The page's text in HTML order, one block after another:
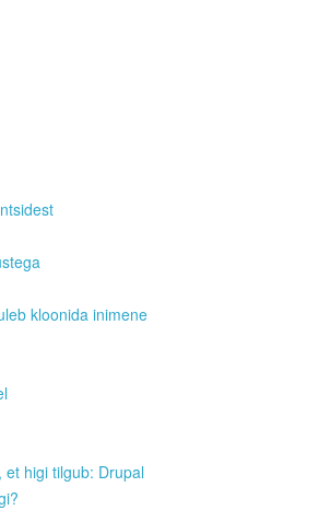
kloonida inimene
et higi tilgub: Drupal